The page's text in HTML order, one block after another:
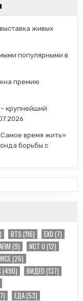
живых
популярными в
премию
крупнейший
время жить»
борьбы с
BTS (116) EXO (7)
(9) NCT U (12)
(26)
(490) ВИДЕО (137)
ЕДА(53)